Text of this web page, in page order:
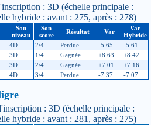
: 3D (échelle principale :
hybride : avant : 275, après : 278)
Son
niveau
Son
score
Résultat Var
Var
Hybride
4D 2/4 Perdue -5.65
-5.61
3D 1/4 Gagnée +8.63
+8.42
3D 2/4 Gagnée +7.01
+7.16
4D 3/4 Perdue -7.37 -7.07
: 3D (échelle principale :
hybride : avant : 281, après : 275)